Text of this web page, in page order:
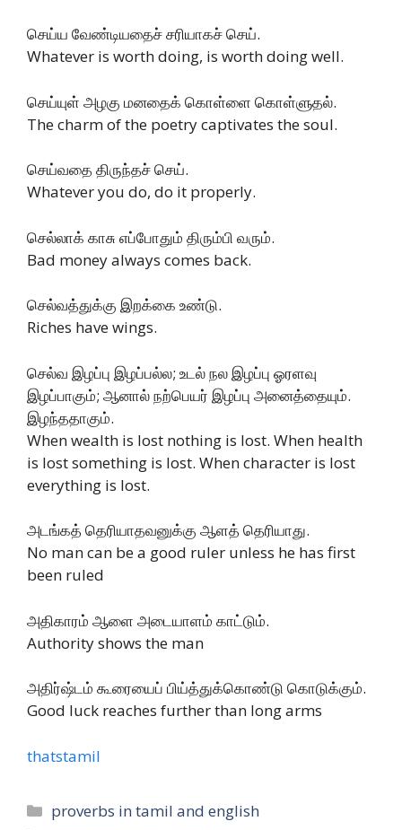
செய்ய வேண்டியதைச் சரியாகச் செய்.
Whatever is worth doing, is worth doing well.
செய்யுள் அழகு மனதைக் கொள்ளை கொள்ளுதல்.
The charm of the poetry captivates the soul.
செய்வதை திருந்தச் செய்.
Whatever you do, do it properly.
செல்லாக் காசு எப்போதும் திரும்பி வரும்.
Bad money always comes back.
செல்வத்துக்கு இறக்கை உண்டு.
Riches have wings.
செல்வ இழப்பு இழப்பல்ல; உடல் நல இழப்பு ஓரளவு
இழப்பாகும்; ஆனால் நற்பெயர் இழப்பு அனைத்தையும்.
இழந்ததாகும்.
When wealth is lost nothing is lost. When health
is lost something is lost. When character is lost
everything is lost.
அடங்கத் தெரியாதவனுக்கு ஆளத் தெரியாது.
No man can be a good ruler unless he has first
been ruled
அதிகாரம் ஆளை அடையாளம் காட்டும்.
Authority shows the man
அதிர்ஷ்டம் கூரையைப் பிய்த்துக்கொண்டு கொடுக்கும்.
Good luck reaches further than long arms
thatstamil
proverbs in tamil and english